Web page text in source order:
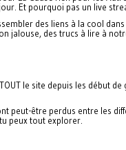
Et pourquoi pas un live
des liens à la cool
jalouse, des trucs à lire à
le site depuis les début
peut-être perdus entre les
peux tout explorer.